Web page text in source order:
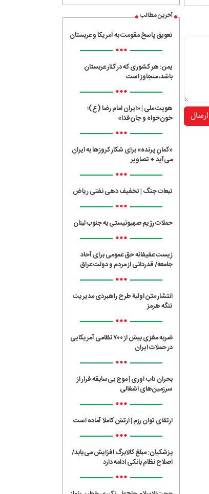
ارسال
آخرین مطالب
تعویق پاسخ مقومت به آمریکا و عربستان
•••
یمن: هر کشوری که در کنار عربستان
باشد، متجاوز است
•••
هویت ملی | «ایران امام رضا (ع)؛
خون‌خواه و جان‌فدا»
•••
«کمانِ پرنده» برای شکار کروزها به ایران
می‌آید + تصاویر
•••
تبعات جنگ | تخفیف دهی نفتی ریاض
•••
حملات رژیم صهیونیستی به جنوب لبنان
•••
زیست عفیفانه حق عمومی برای آحاد
جامعه/ قدردانی از مردم و دولت عراق
•••
انتشار متن اولیۀ طرح راهبردی مدیریت
تنگه هرمز
•••
ضربه مغزی بیش از ۷۰۰ نظامی آمریکایی
در حملات ایران
•••
بحران تاب آوری | موج بی‌سابقه فرار از
سرزمین‌های اشغالی
•••
ارتقای توان رزم | ارتش کاملا آماده است
•••
پزشکیان: مبلغ کالابرگ افزایش می‌یابد/
اصلاح نظام بانکی ادامه دارد
•••